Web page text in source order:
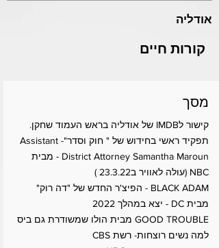
אודליה
קורות חיים
מסך
קישור לIMDB של אודליה בראש העמוד שחקן.
תפקיד ראשי בחידוש של " חוק וסדר"- Assistant
District Attorney Samantha Maroun - מבית
NBC (עולה לאוויר ב23.3.22 )
BLACK ADAM - הפיצ'ר החדש של "דה רוק"
מבית DC - יצא במהלך 2022
GOOD TROUBLE מבית הולו שמשודרת גם ביס
למה נשים רוצחות- רשת CBS